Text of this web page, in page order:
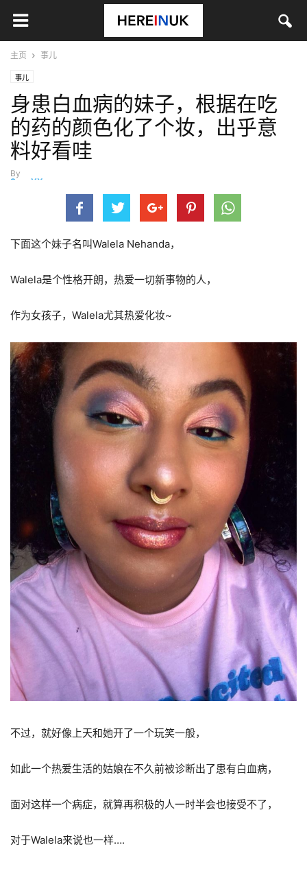
主页 事儿
事儿
身患白血病的妹子，根据在吃
的药的颜色化了个妆，出乎意
料好看哇
By
SongYX
下面这个妹子名叫Walela Nehanda，
Walela是个性格开朗，热爱一切新事物的人，
作为女孩子，Walela尤其热爱化妆~
不过，就好像上天和她开了一个玩笑一般，
如此一个热爱生活的姑娘在不久前被诊断出了患有白血病，
面对这样一个病症，就算再积极的人一时半会也接受不了，
对于Walela来说也一样….